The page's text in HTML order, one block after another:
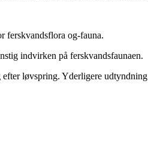
ferskvandsflora og-fauna.
indvirken på ferskvandsfaunaen.
løvspring. Yderligere udtyndning